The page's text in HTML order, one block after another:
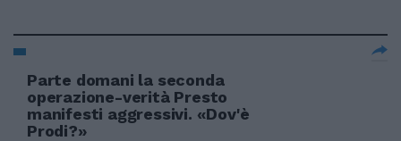
Parte domani la seconda
operazione-verità Presto
manifesti aggressivi. «Dov'è
Prodi?»